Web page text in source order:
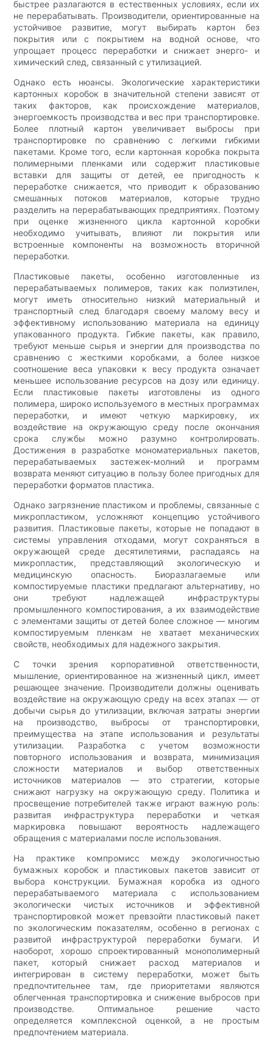
быстрее разлагаются в естественных условиях, если их
не перерабатывать. Производители, ориентированные на
устойчивое развитие, могут выбирать картон без
покрытия или с покрытием на водной основе, что
упрощает процесс переработки и снижает энерго- и
химический след, связанный с утилизацией.
Однако есть нюансы. Экологические характеристики
картонных коробок в значительной степени зависят от
таких факторов, как происхождение материалов,
энергоемкость производства и вес при транспортировке.
Более плотный картон увеличивает выбросы при
транспортировке по сравнению с легкими гибкими
пакетами. Кроме того, если картонная коробка покрыта
полимерными пленками или содержит пластиковые
вставки для защиты от детей, ее пригодность к
переработке снижается, что приводит к образованию
смешанных потоков материалов, которые трудно
разделить на перерабатывающих предприятиях. Поэтому
при оценке жизненного цикла картонной коробки
необходимо учитывать, влияют ли покрытия или
встроенные компоненты на возможность вторичной
переработки.
Пластиковые пакеты, особенно изготовленные из
перерабатываемых полимеров, таких как полиэтилен,
могут иметь относительно низкий материальный и
транспортный след благодаря своему малому весу и
эффективному использованию материала на единицу
упакованного продукта. Гибкие пакеты, как правило,
требуют меньше сырья и энергии для производства по
сравнению с жесткими коробками, а более низкое
соотношение веса упаковки к весу продукта означает
меньшее использование ресурсов на дозу или единицу.
Если пластиковые пакеты изготовлены из одного
полимера, широко используемого в местных программах
переработки, и имеют четкую маркировку, их
воздействие на окружающую среду после окончания
срока службы можно разумно контролировать.
Достижения в разработке мономатериальных пакетов,
перерабатываемых застежек-молний и программ
возврата меняют ситуацию в пользу более пригодных для
переработки форматов пластика.
Однако загрязнение пластиком и проблемы, связанные с
микропластиком, усложняют концепцию устойчивого
развития. Пластиковые пакеты, которые не попадают в
системы управления отходами, могут сохраняться в
окружающей среде десятилетиями, распадаясь на
микропластик, представляющий экологическую и
медицинскую опасность. Биоразлагаемые или
компостируемые пластики предлагают альтернативу, но
они требуют надлежащей инфраструктуры
промышленного компостирования, а их взаимодействие
с элементами защиты от детей более сложное — многим
компостируемым пленкам не хватает механических
свойств, необходимых для надежного закрытия.
С точки зрения корпоративной ответственности,
мышление, ориентированное на жизненный цикл, имеет
решающее значение. Производители должны оценивать
воздействие на окружающую среду на всех этапах — от
добычи сырья до утилизации, включая затраты энергии
на производство, выбросы от транспортировки,
преимущества на этапе использования и результаты
утилизации. Разработка с учетом возможности
повторного использования и возврата, минимизация
сложности материалов и выбор ответственных
источников материалов — это стратегии, которые
снижают нагрузку на окружающую среду. Политика и
просвещение потребителей также играют важную роль:
развитая инфраструктура переработки и четкая
маркировка повышают вероятность надлежащего
обращения с материалами после использования.
На практике компромисс между экологичностью
бумажных коробок и пластиковых пакетов зависит от
выбора конструкции. Бумажная коробка из одного
перерабатываемого материала с использованием
экологически чистых источников и эффективной
транспортировкой может превзойти пластиковый пакет
по экологическим показателям, особенно в регионах с
развитой инфраструктурой переработки бумаги. И
наоборот, хорошо спроектированный монополимерный
пакет, который снижает расход материалов и
интегрирован в систему переработки, может быть
предпочтительнее там, где приоритетами являются
облегченная транспортировка и снижение выбросов при
производстве. Оптимальное решение часто
определяется комплексной оценкой, а не простым
предпочтением материала.